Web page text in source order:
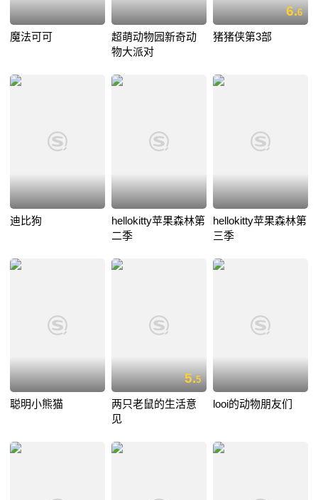
魔法可可
超萌动物园新奇动
物大派对
6.6
猪猪侠第3部
迪比狗
hellokitty苹果森林第
二季
hellokitty苹果森林第
三季
聪明小熊猫
5.5
两只老鼠的生活意
见
looi的动物朋友们